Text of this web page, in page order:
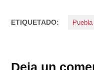
ETIQUETADO: Puebla
Deja un